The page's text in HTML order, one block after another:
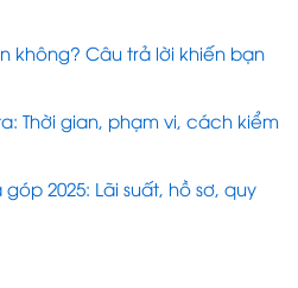
không? Câu trả lời khiến bạn
Thời gian, phạm vi, cách kiểm
2025: Lãi suất, hồ sơ, quy